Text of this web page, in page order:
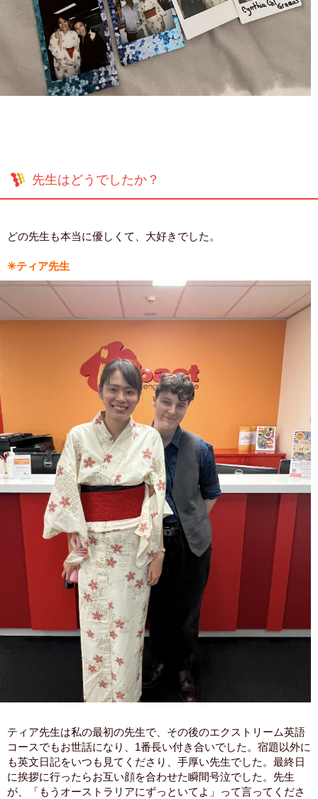
先生はどうでしたか？
どの先生も本当に優しくて、大好きでした。
✳︎ティア先生
ティア先生は私の最初の先生で、その後のエクストリーム英語
コースでもお世話になり、1番長い付き合いでした。宿題以外に
も英文日記をいつも見てくださり、手厚い先生でした。最終日
に挨拶に行ったらお互い顔を合わせた瞬間号泣でした。先生
が、「もうオーストラリアにずっといてよ」って言ってくださ